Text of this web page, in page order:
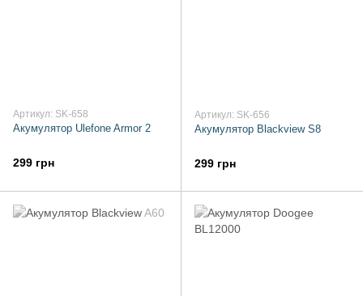
Артикул: SK-658
Акумулятор Ulefone Armor 2
299 грн
Артикул: SK-656
Акумулятор Blackview S8
299 грн